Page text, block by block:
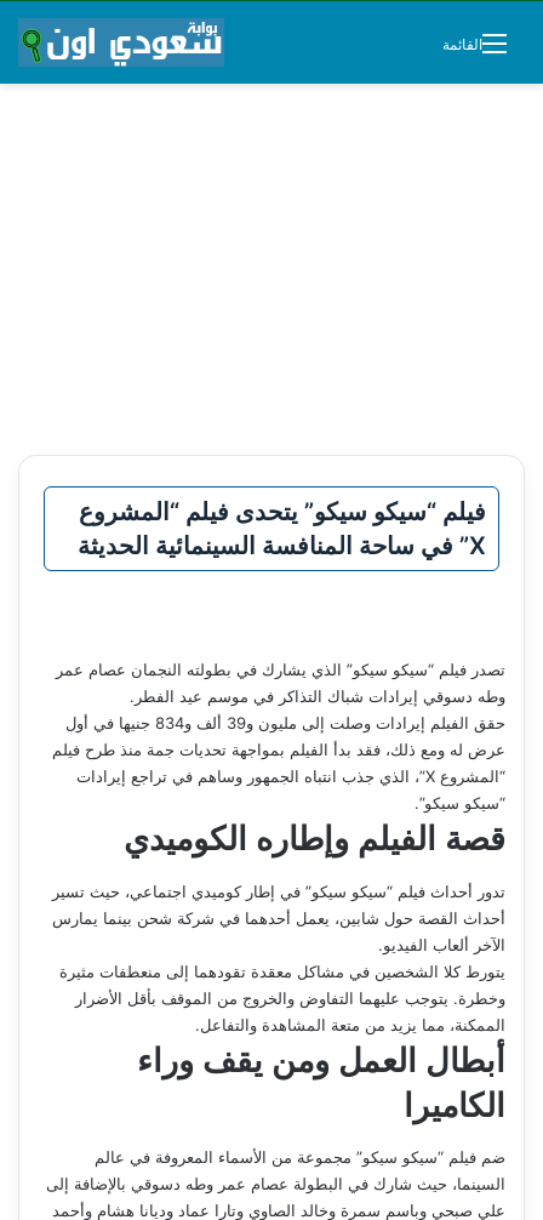
القائمة
فيلم “سيكو سيكو” يتحدى فيلم “المشروع
X” في ساحة المنافسة السينمائية الحديثة
تصدر فيلم “سيكو سيكو” الذي يشارك في بطولته النجمان عصام عمر
وطه دسوقي إيرادات شباك التذاكر في موسم عيد الفطر.
حقق الفيلم إيرادات وصلت إلى مليون و39 ألف و834 جنيها في أول
عرض له ومع ذلك، فقد بدأ الفيلم بمواجهة تحديات جمة منذ طرح فيلم
“المشروع X”، الذي جذب انتباه الجمهور وساهم في تراجع إيرادات
“سيكو سيكو”.
قصة الفيلم وإطاره الكوميدي
تدور أحداث فيلم “سيكو سيكو” في إطار كوميدي اجتماعي، حيث تسير
أحداث القصة حول شابين، يعمل أحدهما في شركة شحن بينما يمارس
الآخر ألعاب الفيديو.
يتورط كلا الشخصين في مشاكل معقدة تقودهما إلى منعطفات مثيرة
وخطرة. يتوجب عليهما التفاوض والخروج من الموقف بأقل الأضرار
الممكنة، مما يزيد من متعة المشاهدة والتفاعل.
أبطال العمل ومن يقف وراء
الكاميرا
ضم فيلم “سيكو سيكو” مجموعة من الأسماء المعروفة في عالم
السينما، حيث شارك في البطولة عصام عمر وطه دسوقي بالإضافة إلى
علي صبحي وباسم سمرة وخالد الصاوي وتارا عماد وديانا هشام وأحمد